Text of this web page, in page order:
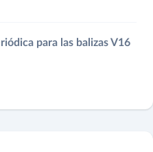
para las balizas V16